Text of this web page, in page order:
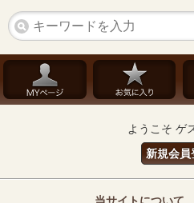
ようこそ ゲ
新規会員